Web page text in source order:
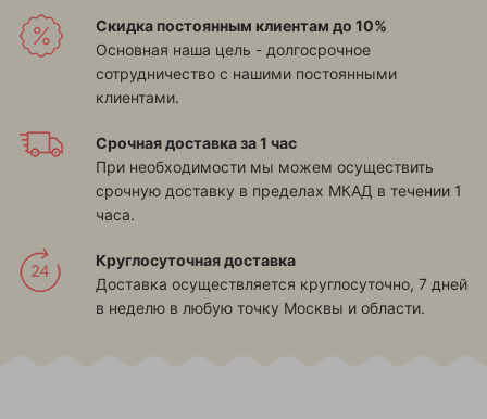
Скидка постоянным клиентам до 10%
Основная наша цель - долгосрочное
сотрудничество с нашими постоянными
клиентами.
Срочная доставка за 1 час
При необходимости мы можем осуществить
срочную доставку в пределах МКАД в течении 1
часа.
Круглосуточная доставка
Доставка осуществляется круглосуточно, 7 дней
в неделю в любую точку Москвы и области.